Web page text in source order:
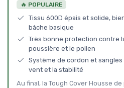
🔥 POPULAIRE
Tissu 600D épais et solide,
bâche basique
Très bonne protection contre
poussière et le pollen
Système de cordon et
vent et la stabilité
Au final, la Tough Cover Housse